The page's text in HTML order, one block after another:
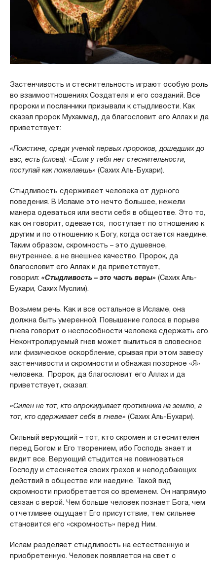
Застенчивость и стеснительность играют особую роль
во взаимоотношениях Создателя и его созданий. Все
пророки и посланники призывали к стыдливости. Как
сказал пророк Мухаммад, да благословит его Аллах и да
приветствует:
«Поистине, среди учений первых пророков, дошедших до
вас, есть (слова): «Если у тебя нет стеснительности,
поступай как пожелаешь» (Сахих Аль-Бухари).
Стыдливость сдерживает человека от дурного
поведения. В Исламе это нечто большее, нежели
манера одеваться или вести себя в обществе. Это то,
как он говорит, одевается, поступает по отношению к
другим и по отношению к Богу, когда остается наедине.
Таким образом, скромность – это душевное,
внутреннее, а не внешнее качество. Пророк, да
благословит его Аллах и да приветствует,
говорил: «Стыдливость – это часть веры» (Сахих Аль-
Бухари, Сахих Муслим).
Возьмем речь. Как и все остальное в Исламе, она
должна быть умеренной. Повышение голоса в порыве
гнева говорит о неспособности человека сдержать его.
Неконтролируемый гнев может вылиться в словесное
или физическое оскорбление, срывая при этом завесу
застенчивости и скромности и обнажая позорное «Я»
человека. Пророк, да благословит его Аллах и да
приветствует, сказал:
«Силен не тот, кто опрокидывает противника на землю, а
тот, кто сдерживает себя в гневе» (Сахих Аль-Бухари).
Сильный верующий – тот, кто скромен и стеснителен
перед Богом и Его творением, ибо Господь знает и
видит все. Верующий стыдится не повиноваться
Господу и стесняется своих грехов и неподобающих
действий в обществе или наедине. Такой вид
скромности приобретается со временем. Он напрямую
связан с верой. Чем больше человек познает Бога, чем
отчетливее ощущает Его присутствие, тем сильнее
становится его «скромность» перед Ним.
Ислам разделяет стыдливость на естественную и
приобретенную. Человек появляется на свет с